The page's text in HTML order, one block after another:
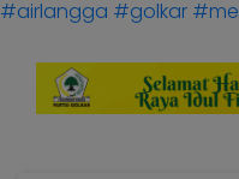
#airlangga #golkar